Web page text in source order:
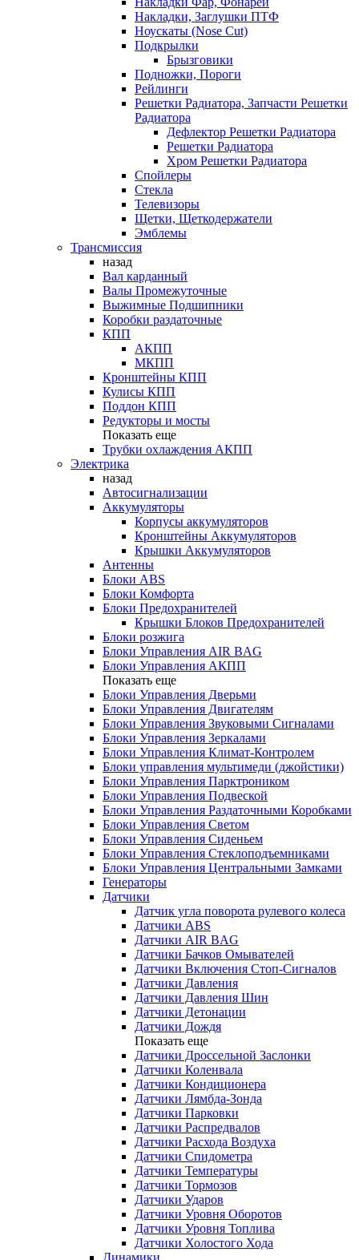
Накладки, Заглушки ПТФ
Ноускаты (Nose Cut)
Подкрылки
Брызговики
Подножки, Пороги
Рейлинги
Решетки Радиатора, Запчасти Решетки
Радиатора
Дефлектор Решетки Радиатора
Решетки Радиатора
Хром Решетки Радиатора
Спойлеры
Стекла
Телевизоры
Щетки, Щеткодержатели
Эмблемы
Трансмиссия
назад
Вал карданный
Валы Промежуточные
Выжимные Подшипники
Коробки раздаточные
КПП
АКПП
МКПП
Кронштейны КПП
Кулисы КПП
Поддон КПП
Редукторы и мосты
Показать еще
Трубки охлаждения АКПП
Электрика
назад
Автосигнализации
Аккумуляторы
Корпусы аккумуляторов
Кронштейны Аккумуляторов
Крышки Аккумуляторов
Антенны
Блоки ABS
Блоки Комфорта
Блоки Предохранителей
Крышки Блоков Предохранителей
Блоки розжига
Блоки Управления AIR BAG
Блоки Управления АКПП
Показать еще
Блоки Управления Дверьми
Блоки Управления Двигателям
Блоки Управления Звуковыми Сигналами
Блоки Управления Зеркалами
Блоки Управления Климат-Контролем
Блоки управления мультимеди (джойстики)
Блоки Управления Парктроником
Блоки Управления Подвеской
Блоки Управления Раздаточными Коробками
Блоки Управления Светом
Блоки Управления Сиденьем
Блоки Управления Стеклоподъемниками
Блоки Управления Центральными Замками
Генераторы
Датчики
Датчик угла поворота рулевого колеса
Датчики ABS
Датчики AIR BAG
Датчики Бачков Омывателей
Датчики Включения Стоп-Сигналов
Датчики Давления
Датчики Давления Шин
Датчики Детонации
Датчики Дождя
Показать еще
Датчики Дроссельной Заслонки
Датчики Коленвала
Датчики Кондиционера
Датчики Лямбда-Зонда
Датчики Парковки
Датчики Распредвалов
Датчики Расхода Воздуха
Датчики Спидометра
Датчики Температуры
Датчики Тормозов
Датчики Ударов
Датчики Уровня Оборотов
Датчики Уровня Топлива
Датчики Холостого Хода
Динамики